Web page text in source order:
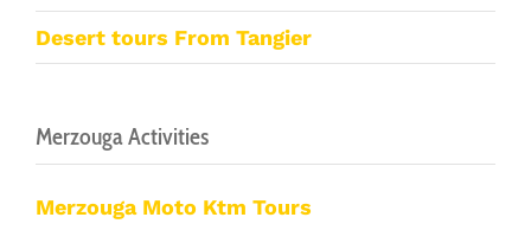
Desert tours From Tangier
Merzouga Activities
Merzouga Moto Ktm Tours